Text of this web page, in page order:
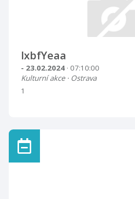
lxbfYeaa
- 23.02.2024 · 07:10:00
Kulturní akce · Ostrava
1